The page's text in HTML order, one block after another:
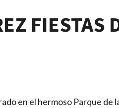
FIESTAS
en el hermoso Parque de